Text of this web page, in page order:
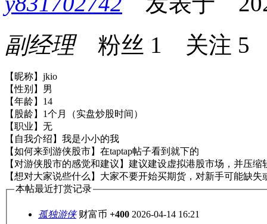
副经理粉丝 1 关注 5
【昵称】jkio
【性别】男
【年龄】14
【股龄】1个月（实盘炒股时间）
【职业】无
【自我介绍】我是小小的我
【如何来到游侠股市】在taptap帖子看到就下的
【对游侠股市的感觉和建议】建议建设虚拟港股市场，并压
【想对大家说些什么】大家不要开始买期货，对新手可能缺失
本帖最近打赏记录
孤独游侠 财富币 +400 2026-04-14 16:21